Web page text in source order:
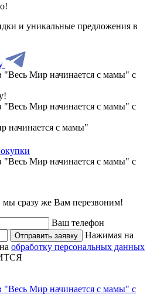
и уникальные предложения в
начинается с мамы"
сразу же Вам перезвоним!
Ваш телефон
Отправить заявку
Нажимая на
обработку персональных данных